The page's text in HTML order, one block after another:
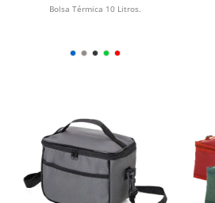
Bolsa Térmica 10 Litros.